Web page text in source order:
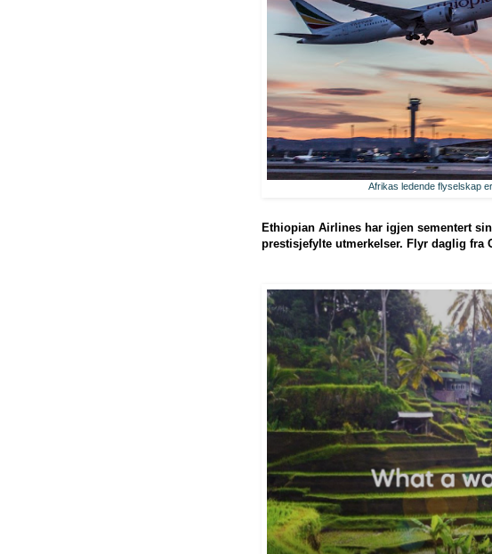
Afrikas ledende flyselskap
Ethiopian Airlines har igjen sementert
prestisjefylte utmerkelser. Flyr daglig fra